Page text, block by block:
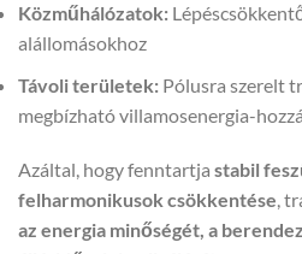
Közműhálózatok:
alállomásokhoz
Távoli területek: Pólusra szerelt
megbízható villamosenergia-
Azáltal, hogy fenntartja stabil
felharmonikusok csökkentése,
az energia minőségét, a